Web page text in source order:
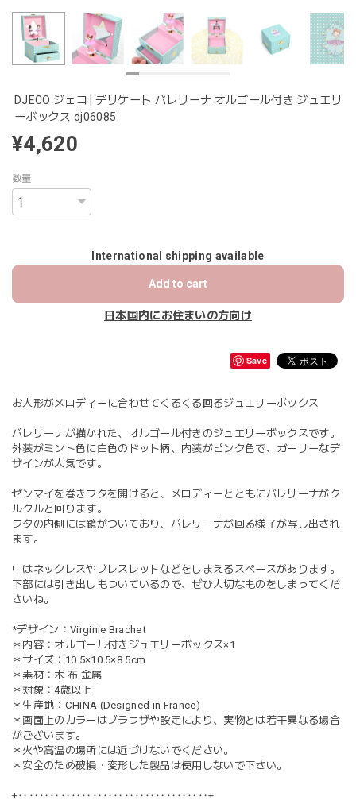
DJECO ジェコ | デリケート バレリーナ オルゴール付き ジュエリ
ーボックス dj06085
¥4,620
数量
International shipping available
Add to cart
日本国内にお住まいの方向け
Save
お人形がメロディーに合わせてくるくる回るジュエリーボックス
バレリーナが描かれた、オルゴール付きのジュエリーボックスです。
外装がミント色に白色のドット柄、内装がピンク色で、ガーリーなデ
ザインが人気です。
ゼンマイを巻きフタを開けると、メロディーとともにバレリーナがク
ルクルと回ります。
フタの内側には鏡がついており、バレリーナが回る様子が写し出され
ます。
中はネックレスやブレスレットなどをしまえるスペースがあります。
下部には引き出しもついているので、ぜひ大切なものをしまってくだ
さいね。
*デザイン：Virginie Brachet
＊内容：オルゴール付きジュエリーボックス×1
＊サイズ：10.5×10.5×8.5cm
＊素材：木 布 金属
＊対象：4歳以上
＊生産地：CHINA (Designed in France)
＊画面上のカラーはブラウザや設定により、実物とは若干異なる場合
がございます。
＊火や高温の場所には近づけないでください。
＊安全のため破損・変形した製品は使用しないで下さい。
+‥‥‥‥‥‥‥‥‥‥‥‥‥‥‥‥‥‥+